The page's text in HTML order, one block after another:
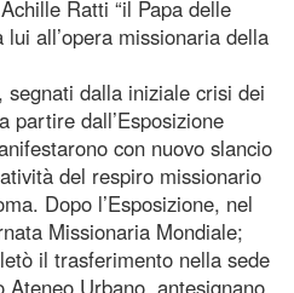
Ratti “il Papa delle
lui all’opera missionaria della
dalla iniziale crisi dei
partire dall’Esposizione
con nuovo slancio
del respiro missionario
Dopo l’Esposizione, nel
Missionaria Mondiale;
il trasferimento nella sede
Urbano, antesignano